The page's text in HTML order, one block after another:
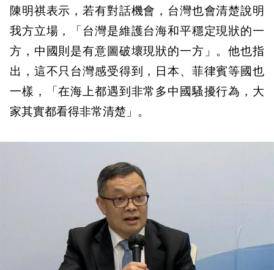
陳明祺表示，若有對話機會，台灣也會清楚說明
我方立場，「台灣是維護台海和平穩定現狀的一
方，中國則是有意圖破壞現狀的一方」。他也指
出，這不只台灣感受得到，日本、菲律賓等國也
一樣，「在海上都遇到非常多中國騷擾行為，大
家其實都看得非常清楚」。